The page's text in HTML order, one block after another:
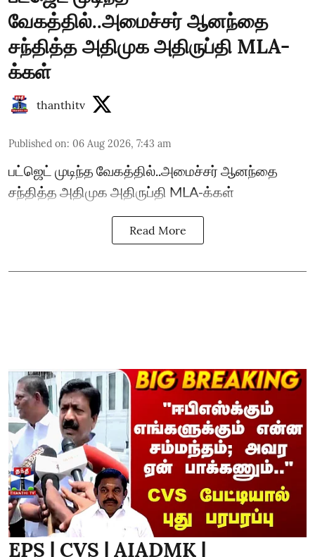
வேகத்தில்..அமைச்சர் ஆனந்தை
சந்தித்த அதிமுக அதிருப்தி MLA-
க்கள்
thanthitv
Published on: 06 Aug 2026, 7:43 am
பட்ஜெட் முடிந்த வேகத்தில்..அமைச்சர் ஆனந்தை
சந்தித்த அதிமுக அதிருப்தி MLA-க்கள்
Read More
EPS | CVS | AIADMK |